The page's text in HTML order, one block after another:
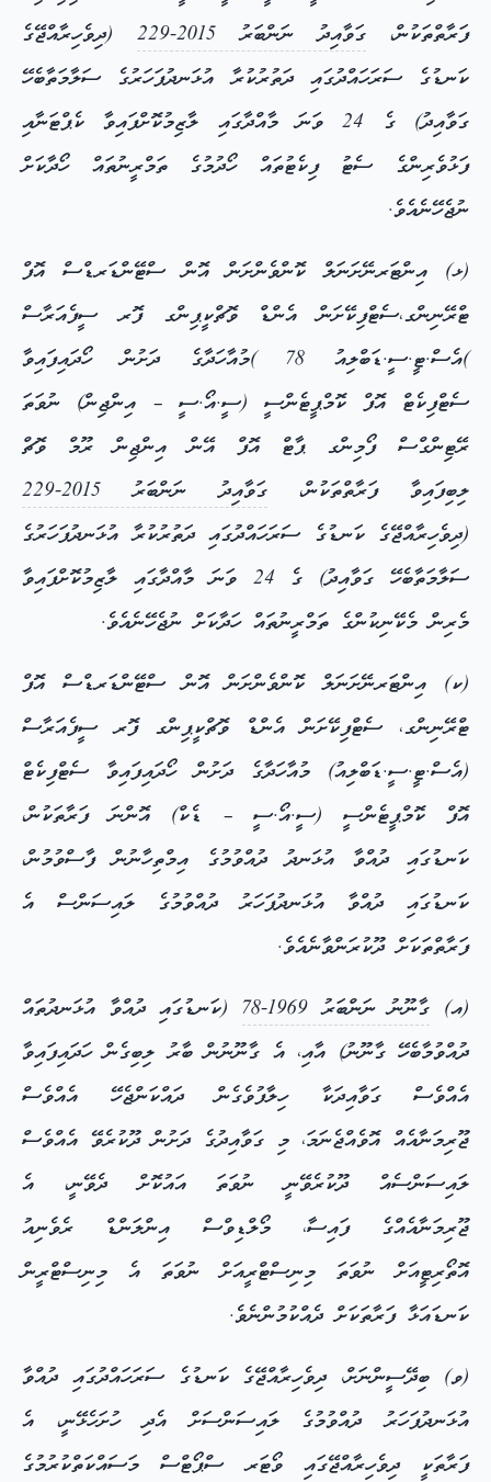
ފަރާތްތަކުން، ގަވާއިދު ނަންބަރު 2015-229
(ދިވެހިރާއްޖޭގެ
ކަނޑުގެ ސަރަހައްދުގައި ދަތުރުކުރާ އުޅަނދުފަހަރުގެ ސަލާމަތާބެހޭ
ގަވާއިދު) ގެ 24 ވަނަ މާއްދާގައި ލާޒިމުކޮށްފައިވާ ކެޕްޓަނާއި
ފަޅުވެރިންގެ ސެޓު ފިކެޓުތައް ހޯދުމުގެ ތަމްރީނުތައް ހޯދާކަށް
ނުޖެހޭނެއެވެ.
(ޅ) އިންޓަރނޭށަނަލް ކޮންވެންށަން އޮން ސްޓޭންޑަރޑްސް އޮފް
ޓްރޭނިންގ،ސެޓްފިކޭށަން އެންޑް ވޮޗްކީޕިންގ ފޮރ ސީފެއަރާސް
)އެސް.ޓީ.ސީ.ޑަބްލިއު 78 )މުއާހަދާގެ ދަށުން ހޯދައިފައިވާ
ސެޓްފިކެޓް އޮފް ކޮމްޕީޓެންސީ (ސީ.އޯ.ސީ – އިންޖިން) ނުވަތަ
ރޭޓިންގްސް ފޯމިންގ ޕާޓް އޮފް އޭން އިންޖިން ރޫމް ވޮޗް
ލިބިފައިވާ ފަރާތްތަކުން،ގަވާއިދު ނަންބަރު 2015-229
(ދިވެހިރާއްޖޭގެ ކަނޑުގެ ސަރަހައްދުގައި ދަތުރުކުރާ އުޅަނދުފަހަރުގެ
ސަލާމަތާބެހޭ ގަވާއިދު) ގެ 24 ވަނަ މާއްދާގައި ލާޒިމުކޮށްފައިވާ
މެރިން މެކޭނިކުންގެ ތަމްރީނުތައް ހަދާކަށް ނުޖެހޭނެއެވެ.
(ކ) އިންޓަރނޭށަނަލް ކޮންވެންށަން އޮން ސްޓޭންޑަރޑްސް އޮފް
ޓްރޭނިންގ، ސެޓްފިކޭށަން އެންޑް ވޮޗްކީޕިންގ ފޮރ ސީފެއަރާސް
(އެސް.ޓީ.ސީ.ޑަބްލިއު) މުއާހަދާގެ ދަށުން ހޯދައިފައިވާ ސެޓްފިކެޓް
އޮފް ކޮމްޕީޓެންސީ (ސީ.އޯ.ސީ – ޑެކް) އޮންނަ ފަރާތަކުން،
ކަނޑުގައި ދުއްވާ އުޅަނދު ދުއްވުމުގެ އިމްތިހާނުން ފާސްވުމުން،
ކަނޑުގައި ދުއްވާ އުޅަނދުފަހަރު ދުއްވުމުގެ ލައިސަންސް އެ
ފަރާތްތަކަށް ދޫކުރަންވާނެއެވެ.
(އ) ގާނޫނު ނަންބަރު 1969-78
(ކަނޑުގައި ދުއްވާ އުޅަނދުތައް
ދުއްވުމާބެހޭ ގާނޫނު) އާއި، އެ ގާނޫނުން ބާރު ލިބިގެން ހަދައިފައިވާ
އެއްވެސް ގަވާއިދަކާ ހިލާފުވެގެން ދައްކަންޖެހޭ އެއްވެސް
ޖޫރިމަނާއެއް އޮވެއްޖެނަމަ، މި ގަވާއިދުގެ ދަށުން ދޫކުރެވޭ އެއްވެސް
ލައިސަންސެއް ދޫކުރެވޭނީ ނުވަތަ އައުކޮށް ދެވޭނީ، އެ
ޖޫރިމަނާއެއްގެ ފައިސާ، މޯލްޑިވްސް އިންލަންޑް ރެވެނިއު
އޮތޯރިޓީއަށް ނުވަތަ މިނިސްޓްރީއަށް ނުވަތަ އެ މިނިސްޓްރީން
ކަނޑައަޅާ ފަރާތަކަށް ދެއްކުމުންނެވެ.
(ވ) ބިދޭސީންނަށް، ދިވެހިރާއްޖޭގެ ކަނޑުގެ ސަރަހައްދުގައި ދުއްވާ
އުޅަނދުފަހަރު ދުއްވުމުގެ ލައިސަންސަށް އެދި ހުށަހެޅޭނީ، އެ
ފަރާތަކީ ދިވެހިރާއްޖޭގައި ވޯޓަރ ސްޕޯޓްސް މަސައްކަތްކުރުމުގެ